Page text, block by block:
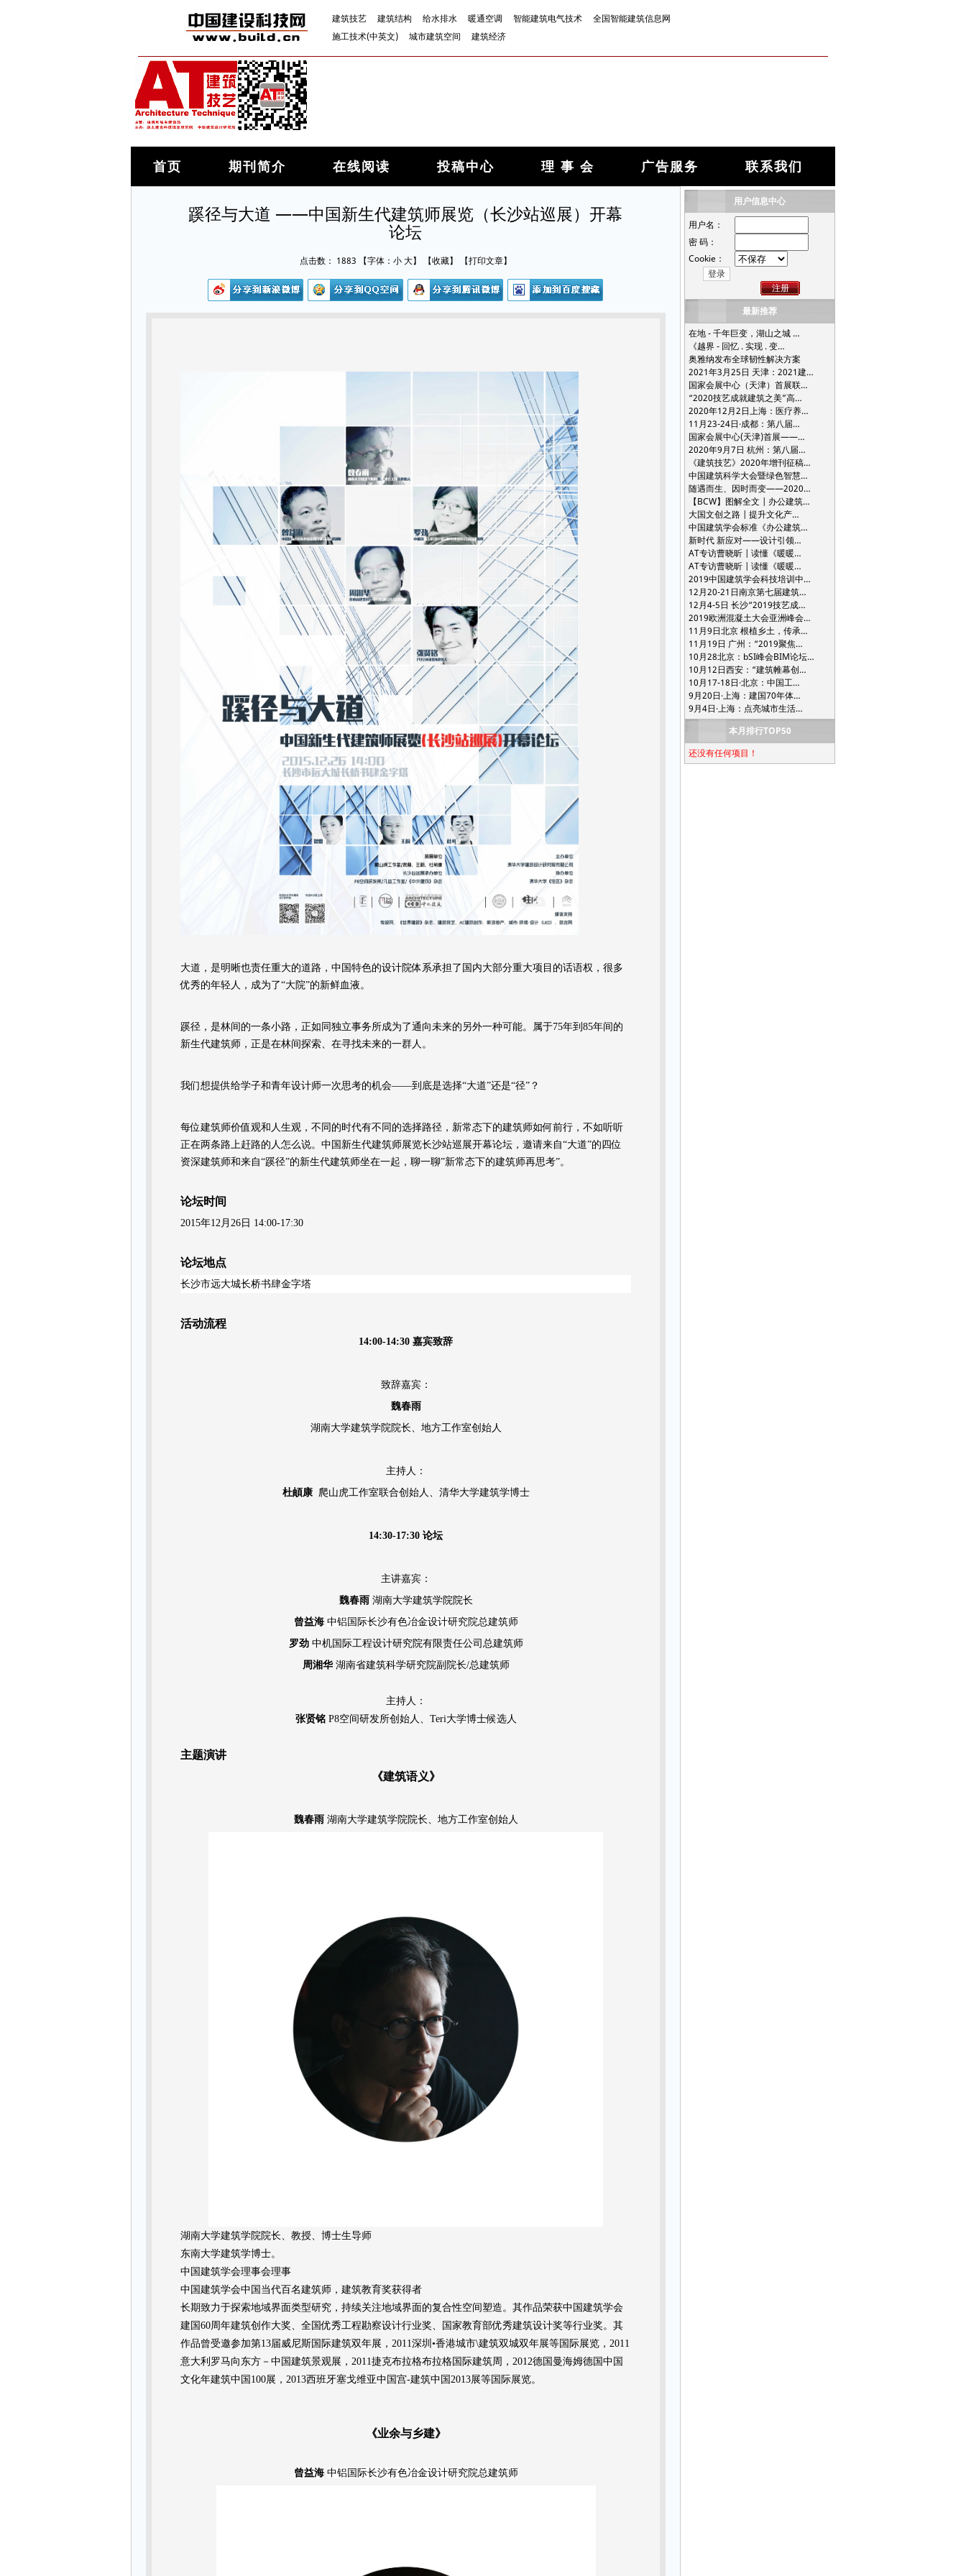
建筑技艺 建筑结构 给水排水 暖通空调 智能建筑电气技术
全国智能建筑信息网
施工技术(中英文)
城市建筑空间 建筑经济
首页 期刊简介 在线阅读 投稿中心 理 事 会 广告服务 联系我们
蹊径与大道 ——中国新生代建筑师展览（长沙站巡展）开幕
论坛
点击数： 1883 【字体： 小大】 【收藏】 【打印文章】
大道，是明晰也责任重大的道路，中国特色的设计院体系承担了国内大部分重大项目的话语权，很多
优秀的年轻人，成为了“大院”的新鲜血液。
蹊径，是林间的一条小路，正如同独立事务所成为了通向未来的另外一种可能。属于75年到85年间的
新生代建筑师，正是在林间探索、在寻找未来的一群人。
我们想提供给学子和青年设计师一次思考的机会——到底是选择“大道”还是“径”？
每位建筑师价值观和人生观，不同的时代有不同的选择路径，新常态下的建筑师如何前行，不如听听
正在两条路上赶路的人怎么说。中国新生代建筑师展览长沙站巡展开幕论坛，邀请来自“大道”的四位
资深建筑师和来自“蹊径”的新生代建筑师坐在一起，聊一聊”新常态下的建筑师再思考”。
论坛时间
2015年12月26日 14:00-17:30
论坛地点
长沙市远大城长桥书肆金字塔
活动流程
14:00-14:30 嘉宾致辞
致辞嘉宾：
魏春雨
湖南大学建筑学院院长、地方工作室创始人
主持人：
杜頔康 爬山虎工作室联合创始人、清华大学建筑学博士
14:30-17:30 论坛
主讲嘉宾：
魏春雨 湖南大学建筑学院院长
曾益海 中铝国际长沙有色冶金设计研究院总建筑师
罗劲中机国际工程设计研究院有限责任公司总建筑师
周湘华 湖南省建筑科学研究院副院长/总建筑师
主持人：
张贤铭 P8空间研发所创始人、 Teri大学博士候选人
主题演讲
《建筑语义》
魏春雨 湖南大学建筑学院院长、地方工作室创始人
湖南大学建筑学院院长、教授、博士生导师
东南大学建筑学博士。
中国建筑学会理事会理事
中国建筑学会中国当代百名建筑师，建筑教育奖获得者
长期致力于探索地域界面类型研究，持续关注地域界面的复合性空间塑造。其作品荣获中国建筑学会
建国 60周年建筑创作大奖、全国优秀工程勘察设计行业奖、国家教育部优秀建筑设计奖等行业奖。其
作品曾受邀参加第13届威尼斯国际建筑双年展，2011深圳•香港城市\建筑双城双年展等国际展览， 2011
意大利罗马向东方－中国建筑景观展，2011捷克布拉格布拉格国际建筑周，2012德国曼海姆德国中国
文化年建筑中国100展，2013西班牙塞戈维亚中国宫-建筑中国 2013展等国际展览。
《业余与乡建》
曾益海 中铝国际长沙有色冶金设计研究院总建筑师
用户信息中心
用户名：
密 码：
Cookie：
注册
最新推荐
在地 - 千年巨变，湖山之城 …
《越界 - 回忆 . 实现 . 变…
奥雅纳发布全球韧性解决方案
2021年3月25日 天津：2021建…
国家会展中心（天津）首展联…
“2020技艺成就建筑之美”高…
2020年12月2日上海：医疗养…
11月23-24日·成都：第八届…
国家会展中心(天津)首展——…
2020年9月7日 杭州：第八届…
《建筑技艺》2020年增刊征稿…
中国建筑科学大会暨绿色智慧…
随遇而生、因时而变——2020…
【BCW】图解全文 | 办公建筑…
大国文创之路 | 提升文化产…
中国建筑学会标准《办公建筑…
新时代 新应对——设计引领…
AT专访曹晓昕 | 读懂《暖暖…
AT专访曹晓昕 | 读懂《暖暖…
2019中国建筑学会科技培训中…
12月20-21日南京第七届建筑…
12月4-5日 长沙“2019技艺成…
2019欧洲混凝土大会亚洲峰会…
11月9日北京 根植乡土，传承…
11月19日 广州：“2019聚焦…
10月28北京：bSI峰会BIM论坛…
10月12日西安：“建筑帷幕创…
10月17-18日·北京：中国工…
9月20日·上海：建国70年体…
9月4日·上海：点亮城市生活…
本月排行TOP50
还没有任何项目！